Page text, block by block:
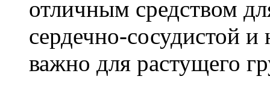
отличным средством
сердечно-сосудистой
важно для растущего